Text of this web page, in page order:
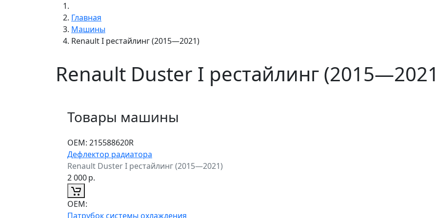
Главная
Машины
Renault I рестайлинг (2015—2021)
Renault Duster I рестайлинг
Товары машины
ОЕМ: 215588620R
Дефлектор радиатора
Renault Duster I рестайлинг (2015—2021)
2 000р.
ОЕМ:
Патрубок системы охлаждения